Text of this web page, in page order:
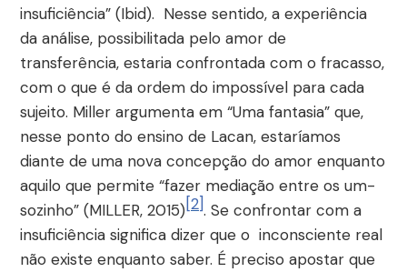
insuficiência” (Ibid). Nesse sentido, a experiência
da análise, possibilitada pelo amor de
transferência, estaria confrontada com o fracasso,
com o que é da ordem do impossível para cada
sujeito. Miller argumenta em “Uma fantasia” que,
nesse ponto do ensino de Lacan, estaríamos
diante de uma nova concepção do amor enquanto
aquilo que permite “fazer mediação entre os um-
sozinho” (MILLER, 2015)[2]. Se confrontar com a
insuficiência significa dizer que o inconsciente real
não existe enquanto saber. É preciso apostar que